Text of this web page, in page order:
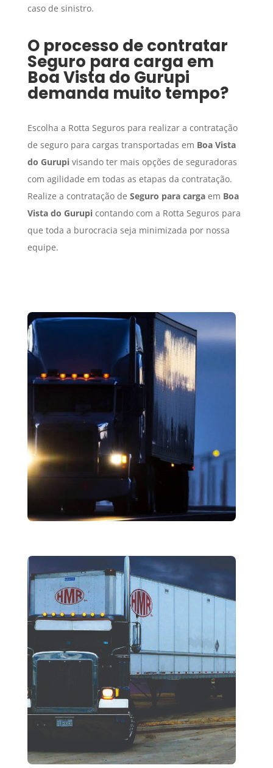
caso de sinistro.
O processo de contratar
Seguro para carga em
Boa Vista do Gurupi
demanda muito tempo?
Escolha a Rotta Seguros para realizar a contratação
de seguro para cargas transportadas em Boa Vista
do Gurupivisando ter mais opções de seguradoras
com agilidade em todas as etapas da contratação.
Realize a contratação de Seguro para cargaem Boa
Vista do Gurupicontando com a Rotta Seguros para
que toda a burocracia seja minimizada por nossa
equipe.